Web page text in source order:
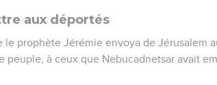
aux déportés
prophète Jérémie envoya de Jérusalem
peuple, à ceux que Nebucadnetsar avait